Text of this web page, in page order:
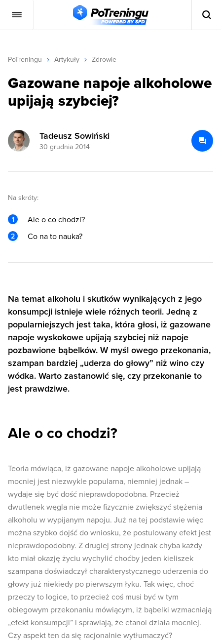
PoTreningu Artykuły Zdrowie
Gazowane napoje alkoholowe
upijają szybciej?
Tadeusz Sowiński
30 grudnia 2014
Na skróty:
Ale o co chodzi?
Co na to nauka?
Na temat alkoholu i skutków wynikających z jego
konsumpcji istnieje wiele różnych teorii. Jedną z
popularniejszych jest taka, która głosi, iż gazowane
napoje wyskokowe upijają szybciej niż napoje
pozbawione bąbelków. W myśl owego przekonania,
szampan bardziej „uderza do głowy” niż wino czy
wódka. Warto zastanowić się, czy przekonanie to
jest prawdziwe.
Ale o co chodzi?
Teoria mówiąca, iż gazowane napoje alkoholowe upijają
mocniej jest niezwykle popularna, niemniej jednak –
wydaje się być dość nieprawdopodobna. Przecież
dwutlenek węgla nie może fizycznie zwiększyć stężenia
alkoholu w wypijanym napoju. Już na tej podstawie więc
można szybko dojść do wniosku, że postulowany efekt jest
nieprawdopodobny. Z drugiej strony jednak chyba każdy
kto miał okazję życiu wychylić choćby jeden kieliszek
szampana doświadczył charakterystycznego uderzenia do
głowy już niekiedy po pierwszym łyku. Tak więc, choć
przeczy to logice, to przecież coś musi być w tym
obiegowym przekonaniu mówiącym, iż bąbelki wzmacniają
„efekt konsumpcji” i sprawiają, że etanol działa mocniej.
Czy aspekt ten da się racjonalnie wytłumaczyć?